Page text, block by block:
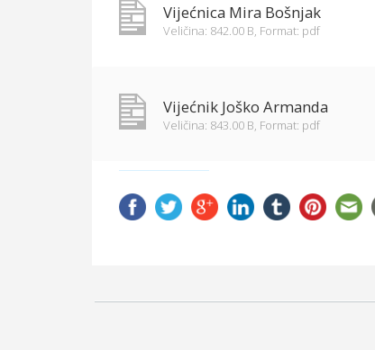
Vijećnica Mira Bošnjak
Veličina: 842.00 B, Format: pdf
Vijećnik Joško Armanda
Veličina: 843.00 B, Format: pdf